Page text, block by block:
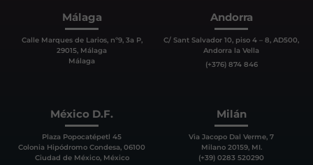
Málaga
Calle Marques de Larios, nº9, 3a P,
29015, Málaga
Málaga
Andorra
C/ Sant Salvador 10, piso 4 – 8, AD500,
Andorra la Vella
(+376) 874 846
México D.F.
Plaza Popocatépetl 45
Colonia Hipódromo Condesa, 06100
Ciudad de México, México
Milán
Via Jacopo Dal Verme, 7
Milano 20159, MI.
(+39) 0283 520290